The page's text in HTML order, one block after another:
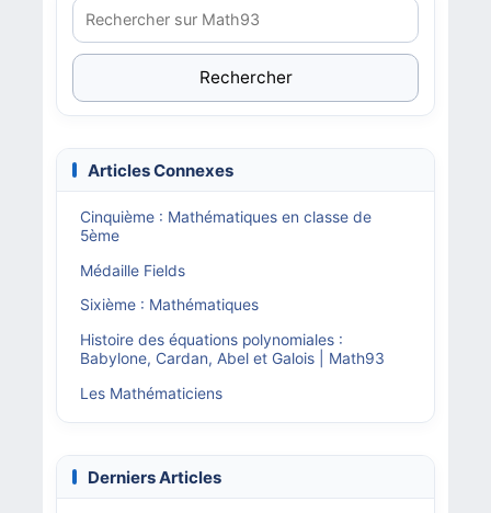
Rechercher
Articles Connexes
Cinquième : Mathématiques en classe de
5ème
Médaille Fields
Sixième : Mathématiques
Histoire des équations polynomiales :
Babylone, Cardan, Abel et Galois | Math93
Les Mathématiciens
Derniers Articles